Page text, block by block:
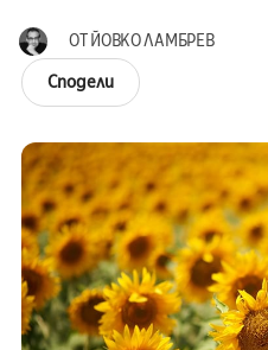
ОТЙОВКО ЛАМБРЕВ
Сподели